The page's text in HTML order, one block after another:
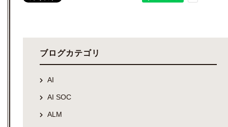
ブログカテゴリ
AI
AI SOC
ALM